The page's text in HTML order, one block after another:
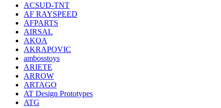
ACSUD-TNT
AF RAYSPEED
AFPARTS
AIRSAL
AKOA
AKRAPOVIC
ambosstoys
ARIETE
ARROW
ARTAGO
AT Design Prototypes
ATG